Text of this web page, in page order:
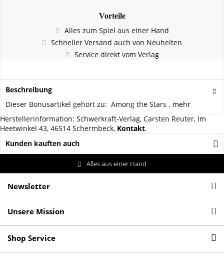
Vorteile
Alles zum Spiel aus einer Hand
Schneller Versand auch von Neuheiten
Service direkt vom Verlag
Beschreibung
Dieser Bonusartikel gehört zu: Among the Stars . mehr
Herstellerinformation: Schwerkraft-Verlag, Carsten Reuter, Im
Heetwinkel 43, 46514 Schermbeck, Kontakt.
Kunden kauften auch
Alles aus einer Hand
Newsletter
Unsere Mission
Shop Service